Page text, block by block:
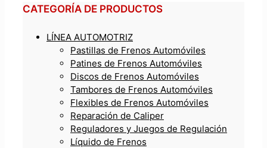
CATEGORÍA DE PRODUCTOS
LÍNEA AUTOMOTRIZ
Pastillas de Frenos Automóviles
Patines de Frenos Automóviles
Discos de Frenos Automóviles
Tambores de Frenos Automóviles
Flexibles de Frenos Automóviles
Reparación de Caliper
Reguladores y Juegos de Regulación
Líquido de Frenos